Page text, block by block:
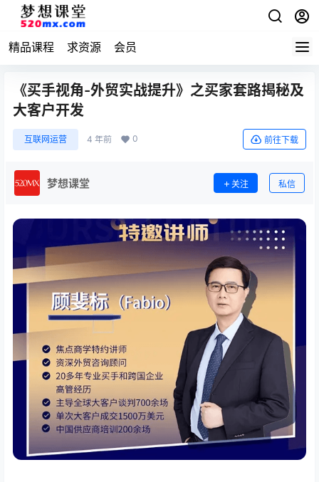
精品课程 求资源 会员
《买手视角-外贸实战提升》之买家套路揭秘及
大客户开发
互联网运营 4 年前 0 前往下载
梦想课堂 关注 私信